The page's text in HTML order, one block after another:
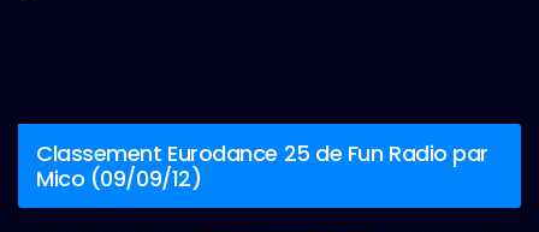
Classement Eurodance 25 de Fun Radio par
Mico (09/09/12)